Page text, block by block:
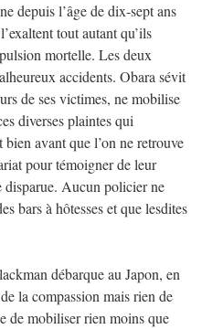
depuis l’âge de dix-sept ans
tout autant qu’ils
mortelle. Les deux
accidents. Obara sévit
de ses victimes, ne mobilise
diverses plaintes qui
avant que l’on ne retrouve
pour témoigner de leur
disparue. Aucun policier ne
bars à hôtesses et que lesdites
débarque au Japon, en
la compassion mais rien de
de mobiliser rien moins que